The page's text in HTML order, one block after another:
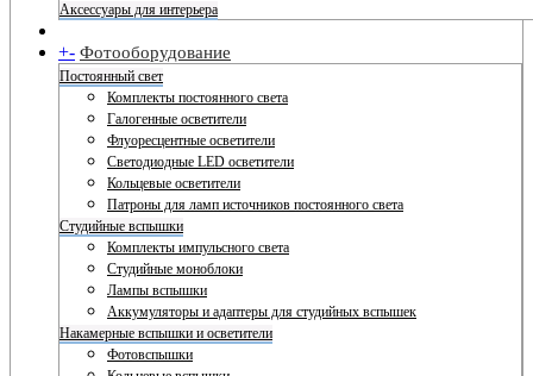
Аксессуары для интерьера
+- Фотооборудование
Постоянный свет
Комплекты постоянного света
Галогенные осветители
Флуоресцентные осветители
Светодиодные LED осветители
Кольцевые осветители
Патроны для ламп источников постоянного света
Студийные вспышки
Комплекты импульсного света
Студийные моноблоки
Лампы вспышки
Аккумуляторы и адаптеры для студийных вспышек
Накамерные вспышки и осветители
Фотовспышки